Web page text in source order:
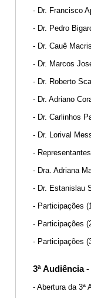
- Dr. Francisco
- Dr. Pedro
- Dr. Cauê Macris
- Dr. Marcos
- Dr. Roberto
- Dr. Adriano
- Dr. Carlinhos
- Dr. Lorival
-
- Dra. Adriana
- Dr. Estanislau
- Participações
- Participações
- Participações
3ª Audiência
- Abertura da 3ª